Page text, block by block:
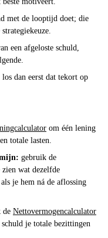
met de looptijd doet; die
een afgeloste schuld,
dan eerst dat tekort op
om één lening
totale lasten.
gebruik de
zien wat dezelfde
je hem ná de aflossing
de Nettovermogencalculator
je totale bezittingen